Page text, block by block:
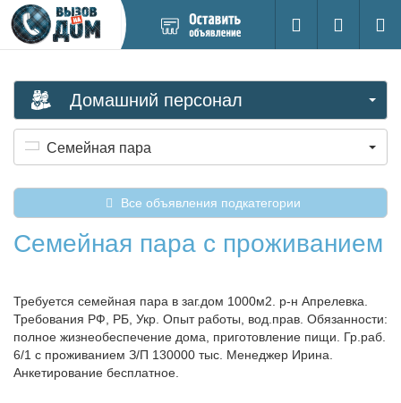
новое
Поиск
Вход на
Домашний персонал
Семейная пара
Все объявления подкатегории
Семейная пара с проживанием
Требуется семейная пара в заг.дом 1000м2. р-н Апрелевка.
Требования РФ, РБ, Укр. Опыт работы, вод.прав. Обязанности:
полное жизнеобеспечение дома, приготовление пищи. Гр.раб.
6/1 с проживанием З/П 130000 тыс. Менеджер Ирина.
Анкетирование бесплатное.